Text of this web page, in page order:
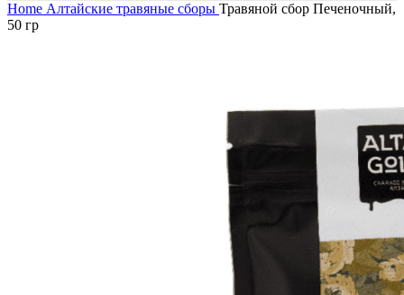
Home Алтайские травяные сборы Травяной сбор Печеночный,
50 гр